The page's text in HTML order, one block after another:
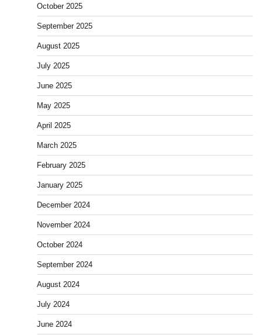
October 2025
September 2025
August 2025
July 2025
June 2025
May 2025
April 2025
March 2025
February 2025
January 2025
December 2024
November 2024
October 2024
September 2024
August 2024
July 2024
June 2024